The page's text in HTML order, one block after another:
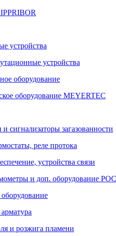
устройства
устройства
оборудование
оборудование MEYERTEC
и сигнализаторы загазованности
реле протока
устройства связи
и доп. оборудование
и розжига пламени